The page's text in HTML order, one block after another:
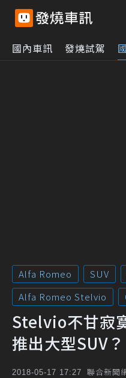
國內車訊 發燒試駕
Alfa Romeo SUV
Alfa Romeo Stelvio
Stelvio不甘寂
推出大型SUV？
2018-05-17 17:27 聯合新聞